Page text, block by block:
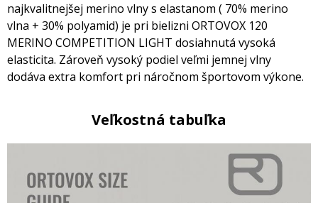
najkvalitnejšej merino vlny s elastanom ( 70% merino
vlna + 30% polyamid) je pri bielizni ORTOVOX 120
MERINO COMPETITION LIGHT dosiahnutá vysoká
elasticita. Zároveň vysoký podiel veľmi jemnej vlny
dodáva extra komfort pri náročnom športovom výkone.
Veľkostná tabuľka